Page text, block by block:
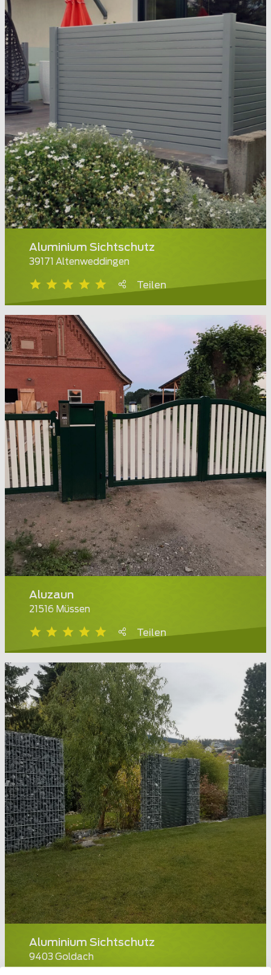
Aluminium Sichtschutz
39171 Altenweddingen
Teilen
Aluzaun
21516 Müssen
Teilen
Aluminium Sichtschutz
9403 Goldach